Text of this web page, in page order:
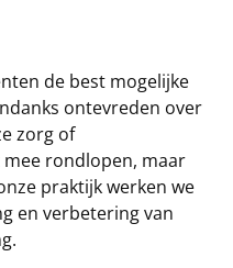
de best mogelijke
ontevreden over
zorg of
rondlopen, maar
praktijk werken we
en verbetering van